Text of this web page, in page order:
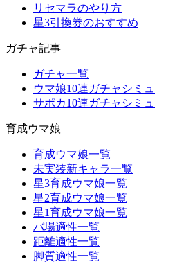
リセマラのやり方
星3引換券のおすすめ
ガチャ記事
ガチャ一覧
ウマ娘10連ガチャシミュ
サポカ10連ガチャシミュ
育成ウマ娘
育成ウマ娘一覧
未実装新キャラ一覧
星3育成ウマ娘一覧
星2育成ウマ娘一覧
星1育成ウマ娘一覧
バ場適性一覧
距離適性一覧
脚質適性一覧